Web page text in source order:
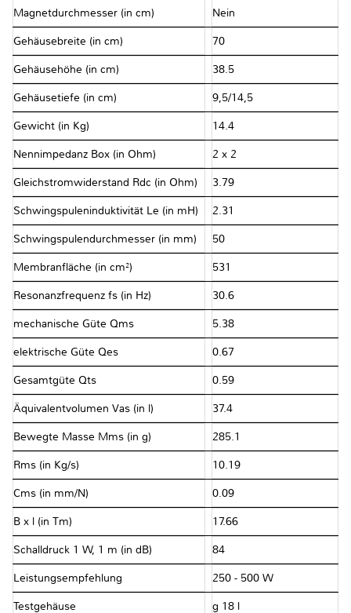
Magnetdurchmesser (in cm) Nein
Gehäusebreite (in cm) 70
Gehäusehöhe (in cm) 38.5
Gehäusetiefe (in cm) 9,5/14,5
Gewicht (in Kg) 14.4
Nennimpedanz Box (in Ohm) 2 x 2
Gleichstromwiderstand Rdc (in Ohm) 3.79
Schwingspuleninduktivität Le (in mH) 2.31
Schwingspulendurchmesser (in mm) 50
Membranfläche (in cm²) 531
Resonanzfrequenz fs (in Hz) 30.6
mechanische Güte Qms 5.38
elektrische Güte Qes 0.67
Gesamtgüte Qts 0.59
Äquivalentvolumen Vas (in l) 37.4
Bewegte Masse Mms (in g) 285.1
Rms (in Kg/s) 10.19
Cms (in mm/N) 0.09
B x l (in Tm) 17.66
Schalldruck 1 W, 1 m (in dB) 84
Leistungsempfehlung 250 - 500 W
Testgehäuse g 18 l